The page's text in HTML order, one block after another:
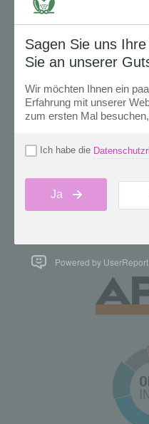
Powered by UserReport